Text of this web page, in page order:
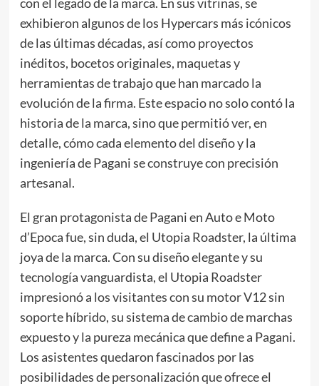
exhibieron algunos de los Hypercars más icónicos
de las últimas décadas, así como proyectos
inéditos, bocetos originales, maquetas y
herramientas de trabajo que han marcado la
evolución de la firma. Este espacio no solo contó la
historia de la marca, sino que permitió ver, en
detalle, cómo cada elemento del diseño y la
ingeniería de Pagani se construye con precisión
artesanal.
El gran protagonista de Pagani en Auto e Moto
d’Epoca fue, sin duda, el Utopia Roadster, la última
joya de la marca. Con su diseño elegante y su
tecnología vanguardista, el Utopia Roadster
impresionó a los visitantes con su motor V12 sin
soporte híbrido, su sistema de cambio de marchas
expuesto y la pureza mecánica que define a Pagani.
Los asistentes quedaron fascinados por las
posibilidades de personalización que ofrece el